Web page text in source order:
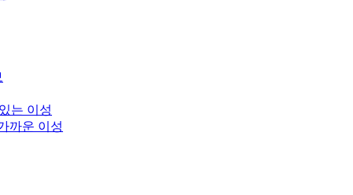
는 이성
까운 이성